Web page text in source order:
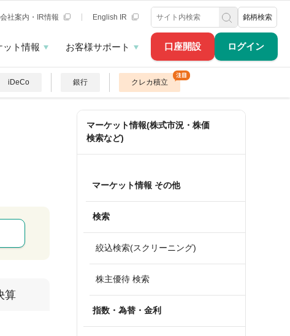
口座開設 ログイン
会社案内・IR情報 English IR 銘柄検索
ット情報 お客様サポート
iDeCo 銀行 クレカ積立
算
マーケット情報(株式市況・株価
検索など)
マーケット情報 その他
検索
絞込検索(スクリーニング)
株主優待 検索
指数・為替・金利